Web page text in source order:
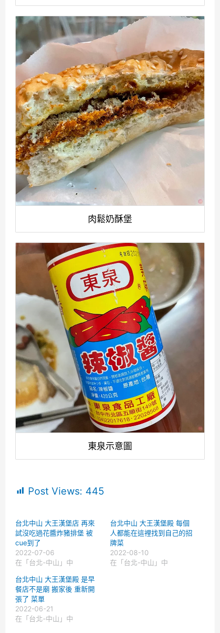
肉鬆奶酥堡
東泉示意圖
Post Views: 445
台北中山 大王漢堡店 再來
試沒吃過花醬炸豬排堡 被
cue到了
2022-07-06
在「台北-中山」中
台北中山 大王漢堡殿 每個
人都能在這裡找到自己的招
牌菜
2022-08-10
在「台北-中山」中
台北中山 大王漢堡殿 是早
餐店不是廟 搬家後 重新開
張了 菜單
2022-06-21
在「台北-中山」中